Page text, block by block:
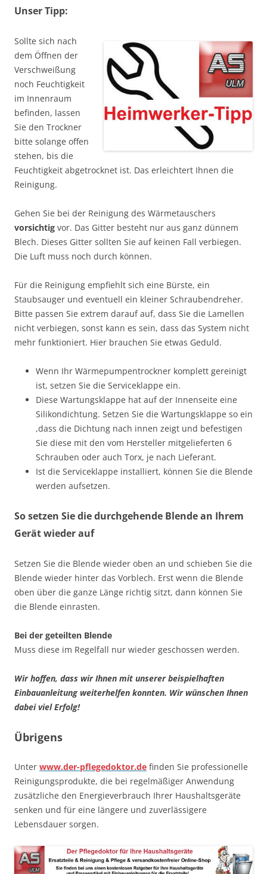
Unser Tipp:
Sollte sich nach
dem Öffnen der
Verschweißung
noch Feuchtigkeit
im Innenraum
befinden, lassen
Sie den Trockner
bitte solange offen
stehen, bis die
Feuchtigkeit abgetrocknet ist. Das erleichtert Ihnen die
Reinigung.
Gehen Sie bei der Reinigung des Wärmetauschers
vorsichtig vor. Das Gitter besteht nur aus ganz dünnem
Blech. Dieses Gitter sollten Sie auf keinen Fall verbiegen.
Die Luft muss noch durch können.
Für die Reinigung empfiehlt sich eine Bürste, ein
Staubsauger und eventuell ein kleiner Schraubendreher.
Bitte passen Sie extrem darauf auf, dass Sie die Lamellen
nicht verbiegen, sonst kann es sein, dass das System nicht
mehr funktioniert. Hier brauchen Sie etwas Geduld.
Wenn Ihr Wärmepumpentrockner komplett gereinigt
ist, setzen Sie die Serviceklappe ein.
Diese Wartungsklappe hat auf der Innenseite eine
Silikondichtung. Setzen Sie die Wartungsklappe so ein
,dass die Dichtung nach innen zeigt und befestigen
Sie diese mit den vom Hersteller mitgelieferten 6
Schrauben oder auch Torx, je nach Lieferant.
Ist die Serviceklappe installiert, können Sie die Blende
werden aufsetzen.
So setzen Sie die durchgehende Blende an Ihrem
Gerät wieder auf
Setzen Sie die Blende wieder oben an und schieben Sie die
Blende wieder hinter das Vorblech. Erst wenn die Blende
oben über die ganze Länge richtig sitzt, dann können Sie
die Blende einrasten.
Bei der geteilten Blende
Muss diese im Regelfall nur wieder geschossen werden.
Wir hoffen, dass wir Ihnen mit unserer beispielhaften
Einbauanleitung weiterhelfen konnten. Wir wünschen Ihnen
dabei viel Erfolg!
Übrigens
Unter www.der-pflegedoktor.de finden Sie professionelle
Reinigungsprodukte, die bei regelmäßiger Anwendung
zusätzliche den Energieverbrauch Ihrer Haushaltsgeräte
senken und für eine längere und zuverlässigere
Lebensdauer sorgen.